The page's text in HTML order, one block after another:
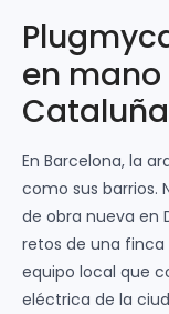
en
Cataluña
En Barcelona, la
como sus barrios.
de obra nueva en
retos de una finca
equipo local que
eléctrica de la